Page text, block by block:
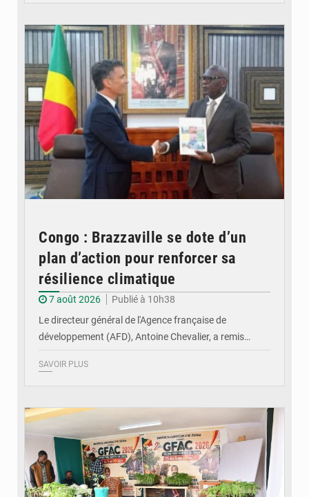
Congo : Brazzaville se dote d’un
plan d’action pour renforcer sa
résilience climatique
7 août 2026
Publié à 10h38
Le directeur général de l'Agence française de
développement (AFD), Antoine Chevalier, a remis…
SAVOIR PLUS